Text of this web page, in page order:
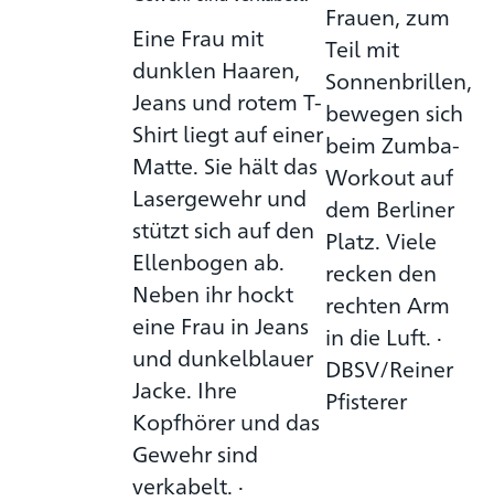
Eine Frau mit
dunklen Haaren,
Jeans und rotem T-
Shirt liegt auf einer
Matte. Sie hält das
Lasergewehr und
stützt sich auf den
Ellenbogen ab.
Neben ihr hockt
eine Frau in Jeans
und dunkelblauer
Jacke. Ihre
Kopfhörer und das
Gewehr sind
verkabelt. ·
Frauen, zum
Teil mit
Sonnenbrillen,
bewegen sich
beim Zumba-
Workout auf
dem Berliner
Platz. Viele
recken den
rechten Arm
in die Luft. ·
DBSV/Reiner
Pfisterer